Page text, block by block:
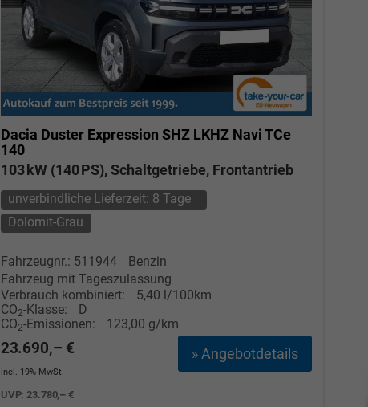
Dacia Duster Expression SHZ LKHZ Navi TCe
140
103 kW (140 PS), Schaltgetriebe, Frontantrieb
unverbindliche Lieferzeit: 8 Tage
Dolomit-Grau
Fahrzeugnr.: 511944
Benzin
Fahrzeug mit Tageszulassung
Verbrauch kombiniert:
5,40 l/100km
CO2-Klasse:
D
CO2-Emissionen: 123,00 g/km
» Angebotdetails
23.690,– €
incl. 19% MwSt.
UVP:23.780,– €